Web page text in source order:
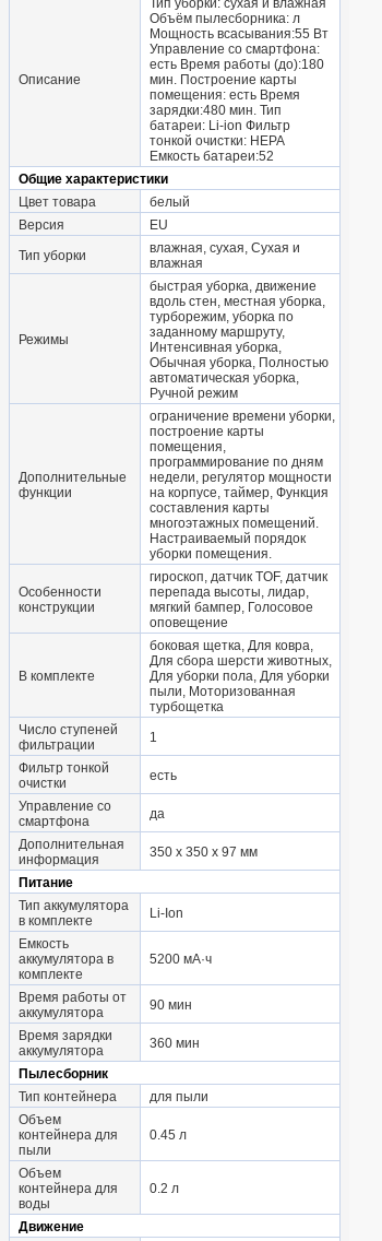
Описание
Тип уборки: сухая и влажная
Объём пылесборника: л
Мощность всасывания:55 Вт
Управление со смартфона:
есть Время работы (до):180
мин. Построение карты
помещения: есть Время
зарядки:480 мин. Тип
батареи: Li-ion Фильтр
тонкой очистки: HEPA
Емкость батареи:52
Общие характеристики
Цвет товара
белый
Версия
EU
Тип уборки
влажная, сухая, Сухая и
влажная
Режимы
быстрая уборка, движение
вдоль стен, местная уборка,
турборежим, уборка по
заданному маршруту,
Интенсивная уборка,
Обычная уборка, Полностью
автоматическая уборка,
Ручной режим
Дополнительные
функции
ограничение времени уборки,
построение карты
помещения,
программирование по дням
недели, регулятор мощности
на корпусе, таймер, Функция
составления карты
многоэтажных помещений.
Настраиваемый порядок
уборки помещения.
Особенности
конструкции
гироскоп, датчик TOF, датчик
перепада высоты, лидар,
мягкий бампер, Голосовое
оповещение
В комплекте
боковая щетка, Для ковра,
Для сбора шерсти животных,
Для уборки пола, Для уборки
пыли, Моторизованная
турбощетка
Число ступеней
фильтрации
1
Фильтр тонкой
очистки
есть
Управление со
смартфона
да
Дополнительная
информация
350 х 350 х 97 мм
Питание
Тип аккумулятора
в комплекте
Li-Ion
Емкость
аккумулятора в
комплекте
5200 мА·ч
Время работы от
аккумулятора
90 мин
Время зарядки
аккумулятора
360 мин
Пылесборник
Тип контейнера
для пыли
Объем
контейнера для
пыли
0.45 л
Объем
контейнера для
воды
0.2 л
Движение